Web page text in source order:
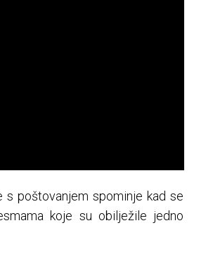
s poštovanjem spominje kad se
koje su obilježile jedno